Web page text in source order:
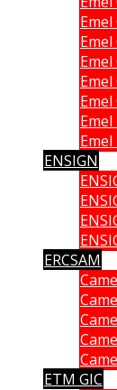
Emel
Emel
Emel
Emel
ENSIGN
ERCSAM
ETM GIC